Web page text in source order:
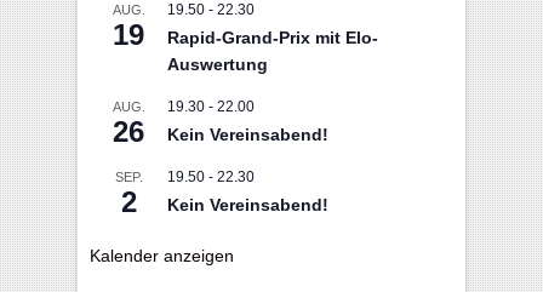
AUG.
19
19.50 - 22.30
Rapid-Grand-Prix mit Elo-
Auswertung
AUG.
26
19.30 - 22.00
Kein Vereinsabend!
SEP.
2
19.50 - 22.30
Kein Vereinsabend!
Kalender anzeigen